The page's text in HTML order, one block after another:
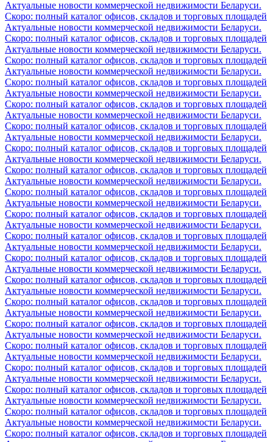
Актуальные новости коммерческой недвижимости Беларуси.
Скоро: полный каталог офисов, складов и торговых площадей
Актуальные новости коммерческой недвижимости Беларуси.
Скоро: полный каталог офисов, складов и торговых площадей
Актуальные новости коммерческой недвижимости Беларуси.
Скоро: полный каталог офисов, складов и торговых площадей
Актуальные новости коммерческой недвижимости Беларуси.
Скоро: полный каталог офисов, складов и торговых площадей
Актуальные новости коммерческой недвижимости Беларуси.
Скоро: полный каталог офисов, складов и торговых площадей
Актуальные новости коммерческой недвижимости Беларуси.
Скоро: полный каталог офисов, складов и торговых площадей
Актуальные новости коммерческой недвижимости Беларуси.
Скоро: полный каталог офисов, складов и торговых площадей
Актуальные новости коммерческой недвижимости Беларуси.
Скоро: полный каталог офисов, складов и торговых площадей
Актуальные новости коммерческой недвижимости Беларуси.
Скоро: полный каталог офисов, складов и торговых площадей
Актуальные новости коммерческой недвижимости Беларуси.
Скоро: полный каталог офисов, складов и торговых площадей
Актуальные новости коммерческой недвижимости Беларуси.
Скоро: полный каталог офисов, складов и торговых площадей
Актуальные новости коммерческой недвижимости Беларуси.
Скоро: полный каталог офисов, складов и торговых площадей
Актуальные новости коммерческой недвижимости Беларуси.
Скоро: полный каталог офисов, складов и торговых площадей
Актуальные новости коммерческой недвижимости Беларуси.
Скоро: полный каталог офисов, складов и торговых площадей
Актуальные новости коммерческой недвижимости Беларуси.
Скоро: полный каталог офисов, складов и торговых площадей
Актуальные новости коммерческой недвижимости Беларуси.
Скоро: полный каталог офисов, складов и торговых площадей
Актуальные новости коммерческой недвижимости Беларуси.
Скоро: полный каталог офисов, складов и торговых площадей
Актуальные новости коммерческой недвижимости Беларуси.
Скоро: полный каталог офисов, складов и торговых площадей
Актуальные новости коммерческой недвижимости Беларуси.
Скоро: полный каталог офисов, складов и торговых площадей
Актуальные новости коммерческой недвижимости Беларуси.
Скоро: полный каталог офисов, складов и торговых площадей